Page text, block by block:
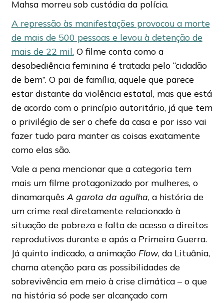
Mahsa morreu sob custódia da polícia.
A repressão às manifestações provocou a morte
de mais de 500 pessoas e levou à detenção de
mais de 22 mil. O filme conta como a
desobediência feminina é tratada pelo “cidadão
de bem”. O pai de família, aquele que parece
estar distante da violência estatal, mas que está
de acordo com o princípio autoritário, já que tem
o privilégio de ser o chefe da casa e por isso vai
fazer tudo para manter as coisas exatamente
como elas são.
Vale a pena mencionar que a categoria tem
mais um filme protagonizado por mulheres, o
dinamarquês A garota da agulha, a história de
um crime real diretamente relacionado à
situação de pobreza e falta de acesso a direitos
reprodutivos durante e após a Primeira Guerra.
Já quinto indicado, a animação Flow, da Lituânia,
chama atenção para as possibilidades de
sobrevivência em meio à crise climática – o que
na história só pode ser alcançado com